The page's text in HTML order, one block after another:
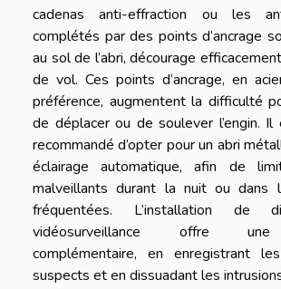
cadenas anti-effraction ou les
complétés par des points d’ancrage
au sol de l’abri, décourage
de vol. Ces points d’ancrage, en
préférence, augmentent la difficulté
de déplacer ou de soulever l’engin.
recommandé d’opter pour un abri
éclairage automatique, afin de
malveillants durant la nuit ou dans
fréquentées. L’installation de
vidéosurveillance offre
complémentaire, en enregistrant
suspects et en dissuadant les